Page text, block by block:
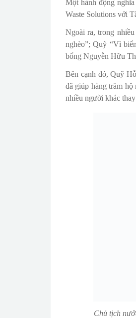
Một hành động
Waste Solutions với
Ngoài ra, trong
nghèo”; Quỹ “Vì
bổng Nguyễn Hữu
Bên cạnh đó, Quỹ
đã giúp hàng trăm
nhiều người khác
Chủ tịch